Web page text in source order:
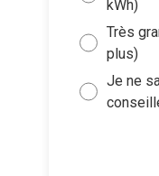
kWh)
Très
plus)
Je ne